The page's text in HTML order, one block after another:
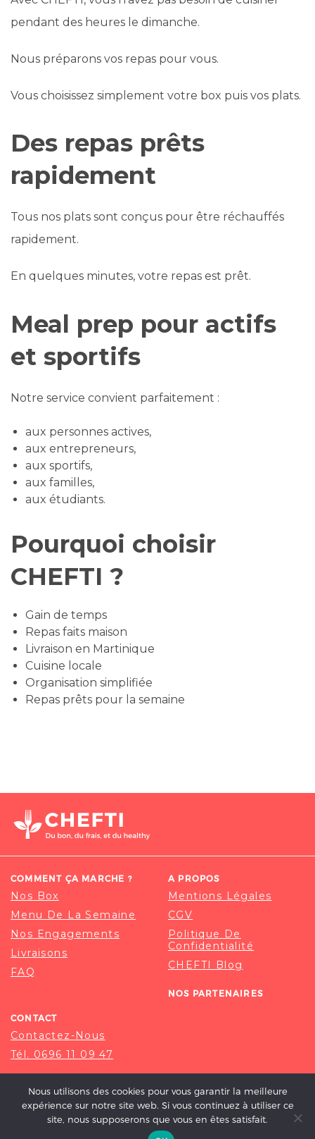
pendant des heures le dimanche.
Nous préparons vos repas pour vous.
Vous choisissez simplement votre box puis vos plats.
Des repas prêts
rapidement
Tous nos plats sont conçus pour être réchauffés
rapidement.
En quelques minutes, votre repas est prêt.
Meal prep pour actifs
et sportifs
Notre service convient parfaitement :
aux personnes actives,
aux entrepreneurs,
aux sportifs,
aux familles,
aux étudiants.
Pourquoi choisir
CHEFTI ?
Gain de temps
Repas faits maison
Livraison en Martinique
Cuisine locale
Organisation simplifiée
Repas prêts pour la semaine
COMMENT ÇA MARCHE ?
Nos Box
Menu De La Semaine
Nos Engagements
Livraisons
FAQ
A PROPOS
Mentions Légales
CGV
Politique De
Confidentialité
CHEFTI Blog
NOS PARTENAIRES
CONTACT
Contactez-Nous
Tél. 0696 11 09 47
Nous utilisons des cookies pour vous garantir la meilleure
expérience sur notre site web. Si vous continuez à utiliser ce
site, nous supposerons que vous en êtes satisfait.